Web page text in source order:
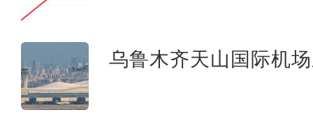
乌鲁木齐天山国际机
莎车4800亩榅桲喜获丰收 “金果